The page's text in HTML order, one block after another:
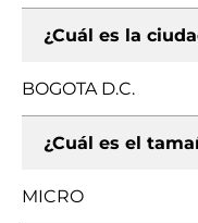
¿Cuál es la
BOGOTA D.C.
¿Cuál es el
MICRO